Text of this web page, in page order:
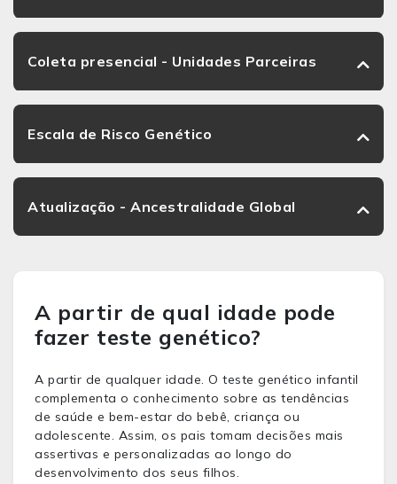
Coleta presencial - Unidades Parceiras
Escala de Risco Genético
Atualização - Ancestralidade Global
A partir de qual idade pode
fazer teste genético?
A partir de qualquer idade. O teste genético infantil
complementa o conhecimento sobre as tendências
de saúde e bem-estar do bebê, criança ou
adolescente. Assim, os pais tomam decisões mais
assertivas e personalizadas ao longo do
desenvolvimento dos seus filhos.